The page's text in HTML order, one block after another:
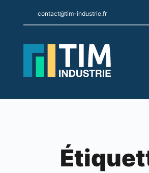
contact@tim-industrie.fr